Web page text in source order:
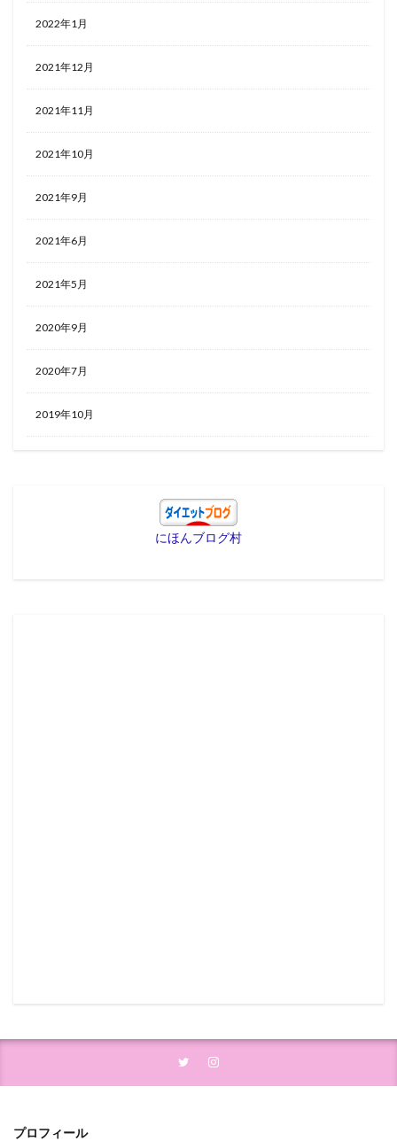
2022年1月
2021年12月
2021年11月
2021年10月
2021年9月
2021年6月
2021年5月
2020年9月
2020年7月
2019年10月
にほんブログ村
プロフィール